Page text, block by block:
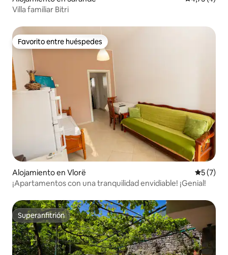
Villa familiar Bitri
Favorito entre huéspedes
Favorito entre huéspedes
Alojamiento en Vlorë
5 (7)
¡Apartamentos con una tranquilidad envidiable! ¡Genial!
Superanfitrión
Superanfitrión